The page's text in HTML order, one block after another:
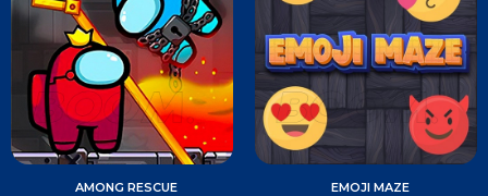
AMONG RESCUE EMOJI MAZE